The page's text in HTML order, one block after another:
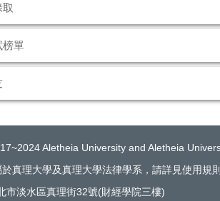
榜單
Aletheia University and Aletheia
真理大學及真理大學法律學系，請詳見使用規則
市淡水區真理街32號(財經學院三樓)